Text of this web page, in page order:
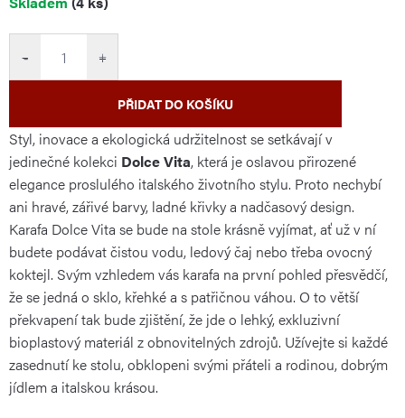
+
−
PŘIDAT DO KOŠÍKU
Styl, inovace a ekologická udržitelnost se setkávají v
jedinečné kolekci Dolce Vita, která je oslavou přirozené
elegance proslulého italského životního stylu. Proto nechybí
ani hravé, zářivé barvy, ladné křivky a nadčasový design.
Karafa Dolce Vita se bude na stole krásně vyjímat, ať už v ní
budete podávat čistou vodu, ledový čaj nebo třeba ovocný
koktejl. Svým vzhledem vás karafa na první pohled přesvědčí,
že se jedná o sklo, křehké a s patřičnou váhou. O to větší
překvapení tak bude zjištění, že jde o lehký, exkluzivní
bioplastový materiál z obnovitelných zdrojů. Užívejte si každé
zasednutí ke stolu, obklopeni svými přáteli a rodinou, dobrým
jídlem a italskou krásou.